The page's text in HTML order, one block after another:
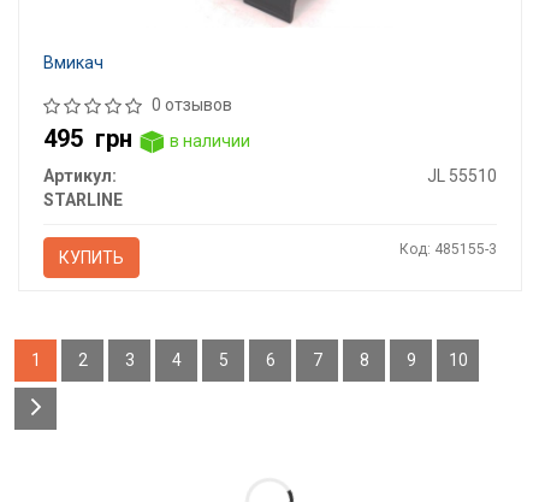
Вмикач
0 отзывов
495 грн
в наличии
Артикул:
JL 55510
STARLINE
КУПИТЬ Код: 485155-3
1 2 3 4 5 6 7 8 9 10